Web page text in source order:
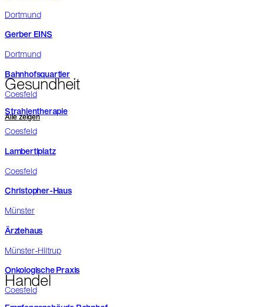
Dortmund
Gerber EINS
Dortmund
Bahnhofsquartier
Coesfeld
Alle zeigen
Gesundheit
Strahlentherapie
Coesfeld
Lambertiplatz
Coesfeld
Christopher-Haus
Münster
Ärztehaus
Münster-Hiltrup
Onkologische Praxis
Coesfeld
Handel